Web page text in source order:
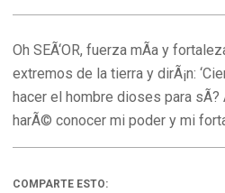
Oh SEÃ‘OR, fuerza mÃ­a y
extremos de la tierra y dirÃ¡n:
hacer el hombre dioses para
harÃ© conocer mi poder y mi
COMPARTE ESTO: